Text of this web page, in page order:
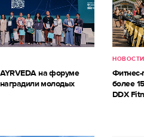
на форуме
молодых
НОВОСТИ
Фитнес-
более
DDX